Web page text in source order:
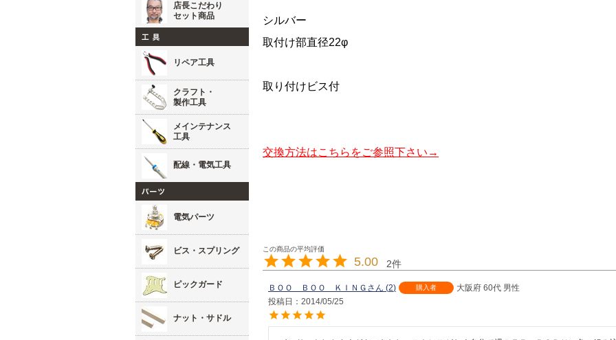
店長こだわり
セット商品
リペア工具
クラフト・
製作工具
メインテナンス
工具
配線・電気工具
電気パーツ
ビス・スプリング
ピックガード
ナット・サドル
シルバー
取付け部直径22φ
取り付けビス付
交換方法はこちらをご参照下さい→
5.00 2
ＢＯＯ ＢＯＯ ＫＩＮＧ 2 購入者 大阪府 60代 男性
投稿日
2014/05/25